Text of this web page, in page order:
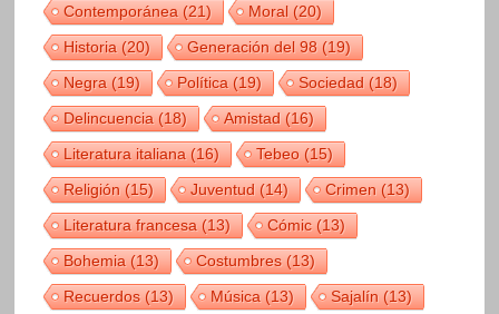
Contemporánea(21) Moral(20)
Historia(20) Generación del 98(19)
Negra(19) Política(19) Sociedad(18)
Delincuencia(18) Amistad(16)
Literatura italiana(16) Tebeo(15)
Religión(15) Juventud(14) Crimen(13)
Literatura francesa(13) Cómic(13)
Bohemia(13) Costumbres(13)
Recuerdos(13) Música(13) Sajalín(13)